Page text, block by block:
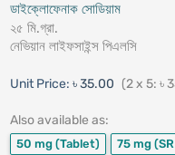
ডাইক্লোফেনাক সোডিয়াম
২৫ মি.গ্রা.
নেভিয়ান লাইফসাইন্স পিএলসি
Unit Price: ৳ 35.00 (2 x 5: ৳
Also available as:
50 mg (Tablet) 75 mg